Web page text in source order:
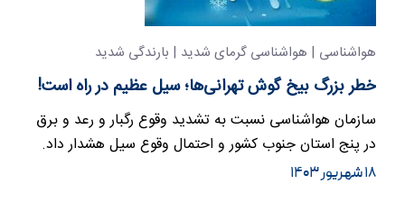
هواشناسی | هواشناسی گرمای شدید | بارندگی شدید
خطر بزرگ بیخ گوش تهرانی‌ها؛ سیل عظیم در راه است!
سازمان هواشناسی نسبت به تشدید وقوع رگبار و رعد و برق
در پنج استان جنوب کشور و احتمال وقوع سیل هشدار داد.
۱۸ شهریور ۱۴۰۳